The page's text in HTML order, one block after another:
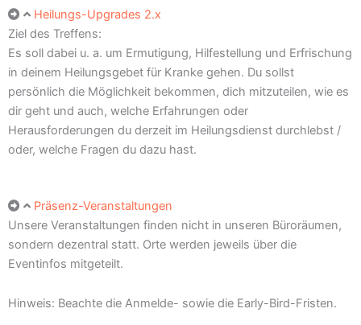
Heilungs-Upgrades 2.x
Ziel des Treffens:
Es soll dabei u. a. um Ermutigung, Hilfestellung und Erfrischung
in deinem Heilungsgebet für Kranke gehen. Du sollst
persönlich die Möglichkeit bekommen, dich mitzuteilen, wie es
dir geht und auch, welche Erfahrungen oder
Herausforderungen du derzeit im Heilungsdienst durchlebst /
oder, welche Fragen du dazu hast.
Präsenz-Veranstaltungen
Unsere Veranstaltungen finden nicht in unseren Büroräumen,
sondern dezentral statt. Orte werden jeweils über die
Eventinfos mitgeteilt.
Hinweis: Beachte die Anmelde- sowie die Early-Bird-Fristen.